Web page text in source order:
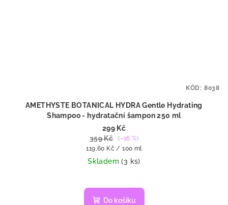
AMETHYSTE BOTANICAL HYDRA Gentle Hydrating
Shampoo - hydratační šampon 250 ml
299 Kč
359 Kč
(–16 %)
Měrná
cena:
119,60 Kč / 100 ml
Skladem(3 ks)
Do košíku
KÓD: 8038